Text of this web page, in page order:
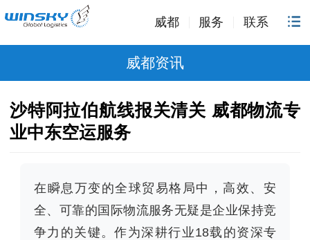
威都 服务 联系
威都资讯
沙特阿拉伯航线报关清关 威都物流专
业中东空运服务
在瞬息万变的全球贸易格局中，高效、安
全、可靠的国际物流服务无疑是企业保持竞
争力的关键。作为深耕行业18载的资深专